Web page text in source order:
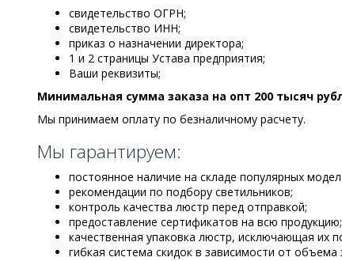
свидетельство ОГРН;
свидетельство ИНН;
приказ о назначении директора;
1 и 2 страницы Устава предприятия;
Ваши реквизиты;
Минимальная сумма заказа на опт 200 тысяч
Мы принимаем оплату по безналичному расчету.
Мы гарантируем:
постоянное наличие на складе популярных
рекомендации по подбору светильников;
контроль качества люстр перед отправкой;
предоставление сертификатов на всю продукцию;
качественная упаковка люстр, исключающая их
гибкая система скидок в зависимости от объема